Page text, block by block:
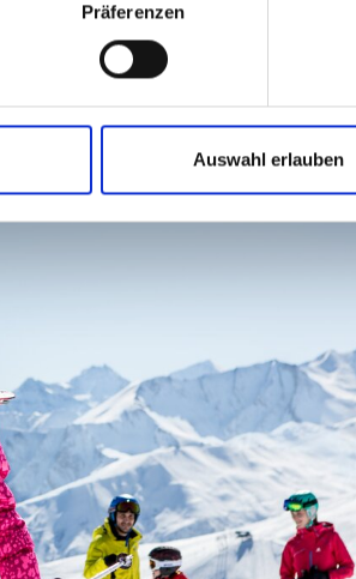
Präferenzen
Auswahl erlauben